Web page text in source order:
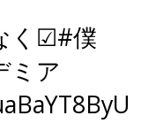
く☑#僕
ミア